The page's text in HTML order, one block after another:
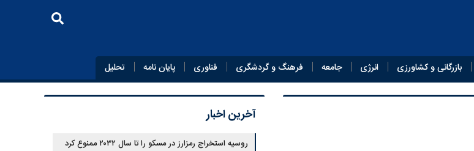
بازرگانی و کشاورزی انرژی جامعه فرهنگ و گردشگری فناوری پایان‌ نامه تحلیل
آخرین اخبار
روسیه استخراج رمزارز در مسکو را تا سال ۲۰۳۲ ممنوع کرد